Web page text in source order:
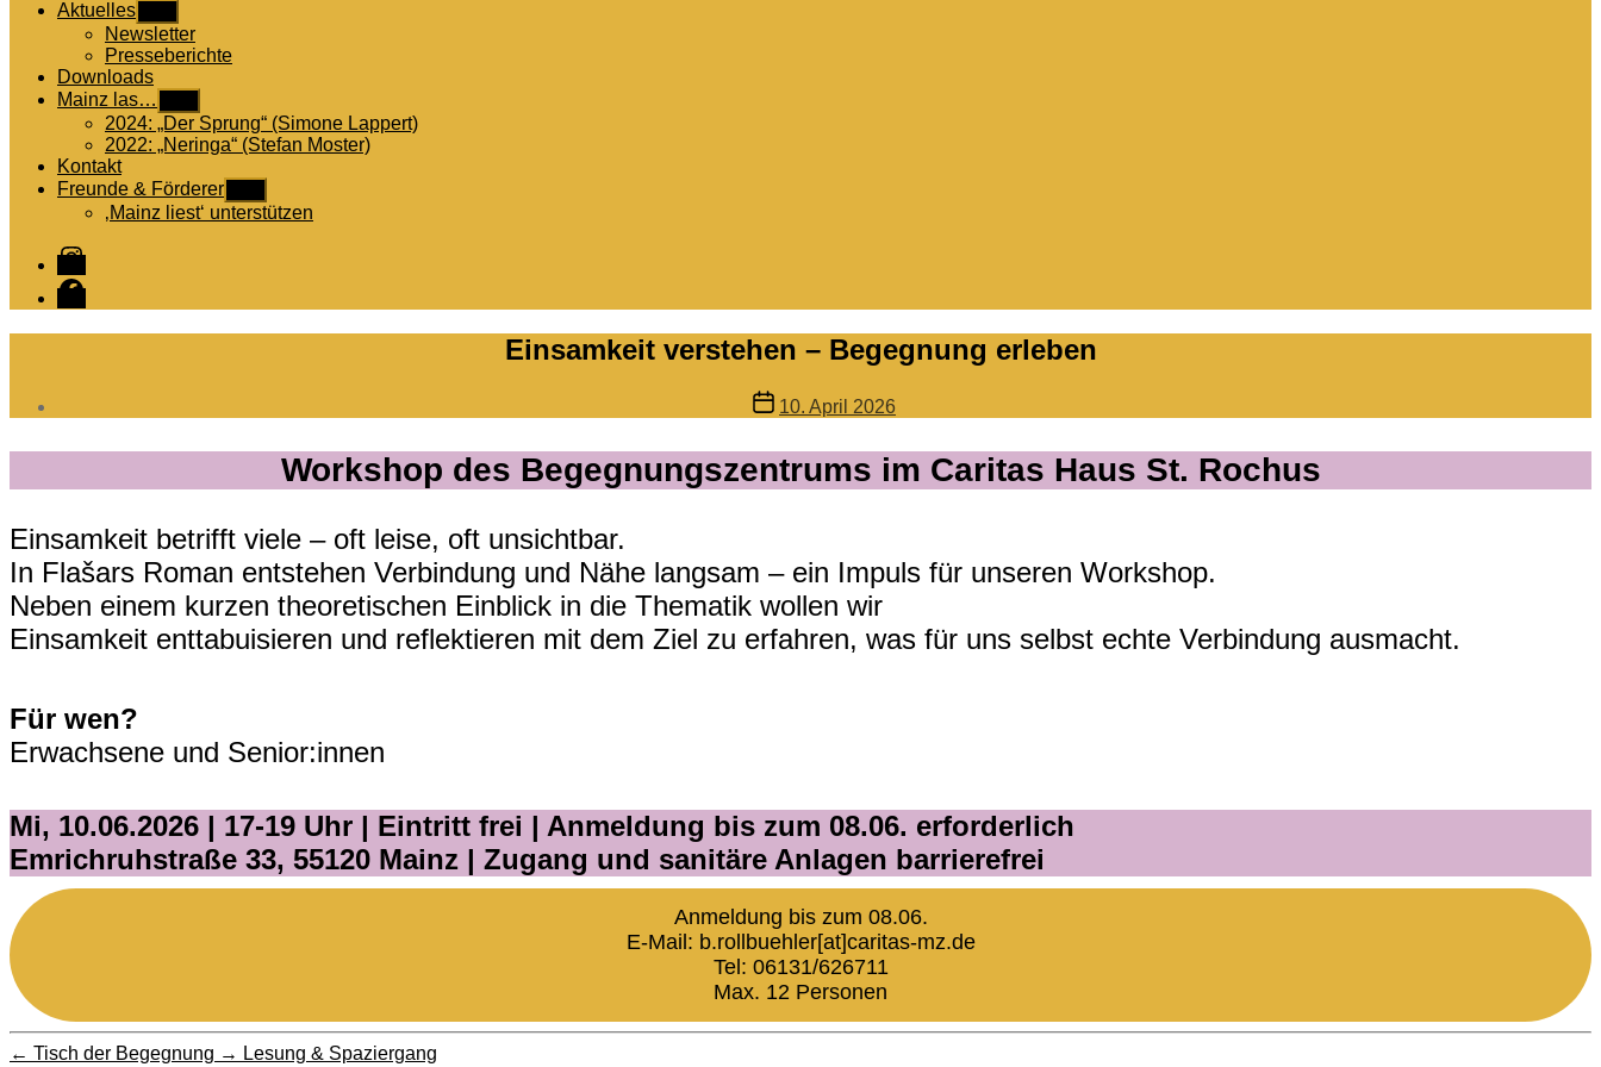
Aktuelles
anzeigen
Newsletter
Presseberichte
Downloads
Mainz las…
anzeigen
2024: „Der Sprung“ (Simone Lappert)
2022: „Neringa“ (Stefan Moster)
Kontakt
Freunde & Förderer
anzeigen
‚Mainz liest‘ unterstützen
Instagram
Facebook
Einsamkeit verstehen – Begegnung erleben
Veröffentlichungsdatum
10. April 2026
Workshop des Begegnungszentrums im Caritas Haus St. Rochus
Einsamkeit betrifft viele – oft leise, oft unsichtbar.
In Flašars Roman entstehen Verbindung und Nähe langsam – ein Impuls für unseren Workshop.
Neben einem kurzen theoretischen Einblick in die Thematik wollen wir
Einsamkeit enttabuisieren und reflektieren mit dem Ziel zu erfahren, was für uns selbst echte Verbindung ausmacht.
Für wen?
Erwachsene und Senior:innen
Mi, 10.06.2026 | 17-19 Uhr | Eintritt frei | Anmeldung bis zum 08.06. erforderlich
Emrichruhstraße 33, 55120 Mainz | Zugang und sanitäre Anlagen barrierefrei
Anmeldung bis zum 08.06.
E-Mail: b.rollbuehler[at]caritas-mz.de
Tel: 06131/626711
Max. 12 Personen
← Tisch der Begegnung → Lesung & Spaziergang